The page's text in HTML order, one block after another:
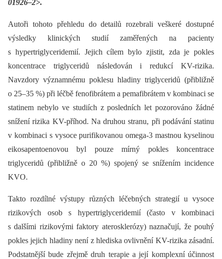
01926–2>.
Autoři tohoto přehledu do detailů rozebrali veškeré dostupné
výsledky klinických studií zaměřených na pacienty
s hypertriglyceridemií. Jejich cílem bylo zjistit, zda je pokles
koncentrace triglyceridů následován i redukcí KV-rizika.
Navzdory významnému poklesu hladiny triglyceridů (přibližně
o 25–35 %) při léčbě fenofibrátem a pemafibrátem v kombinaci se
statinem nebylo ve studiích z posledních let pozorováno žádné
snížení rizika KV-příhod. Na druhou stranu, při podávání statinu
v kombinaci s vysoce purifikovanou omega-3 mastnou kyselinou
eikosapentoenovou byl pouze mírný pokles koncentrace
triglyceridů (přibližně o 20 %) spojený se snížením incidence
KVO.
Takto rozdílné výstupy různých léčebných strategií u vysoce
rizikových osob s hypertriglyceridemií (často v kombinaci
s dalšími rizikovými faktory aterosklerózy) naznačují, že pouhý
pokles jejich hladiny není z hlediska ovlivnění KV-rizika zásadní.
Podstatnější bude zřejmě druh terapie a její komplexní účinnost